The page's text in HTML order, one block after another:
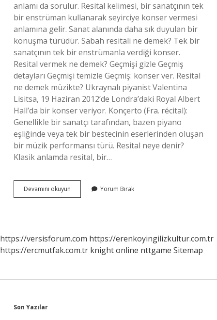
anlamı da sorulur. Resital kelimesi, bir sanatçının tek
bir enstrüman kullanarak seyirciye konser vermesi
anlamına gelir. Sanat alanında daha sık duyulan bir
konuşma türüdür. Sabah resitali ne demek? Tek bir
sanatçının tek bir enstrümanla verdiği konser.
Resital vermek ne demek? Geçmişi gizle Geçmiş
detayları Geçmişi temizle Geçmiş: konser ver. Resital
ne demek müzikte? Ukraynalı piyanist Valentina
Lisitsa, 19 Haziran 2012’de Londra’daki Royal Albert
Hall’da bir konser veriyor. Konçerto (Fra. récital):
Genellikle bir sanatçı tarafından, bazen piyano
eşliğinde veya tek bir bestecinin eserlerinden oluşan
bir müzik performansı türü. Resital neye denir?
Klasik anlamda resital, bir…
Devamını okuyun
Resitali
Yorum Bırak
https://versisforum.com https://erenkoyingilizkultur.com.tr
https://ercmutfak.com.tr knight online nttgame Sitemap
Sidebar
Son Yazılar